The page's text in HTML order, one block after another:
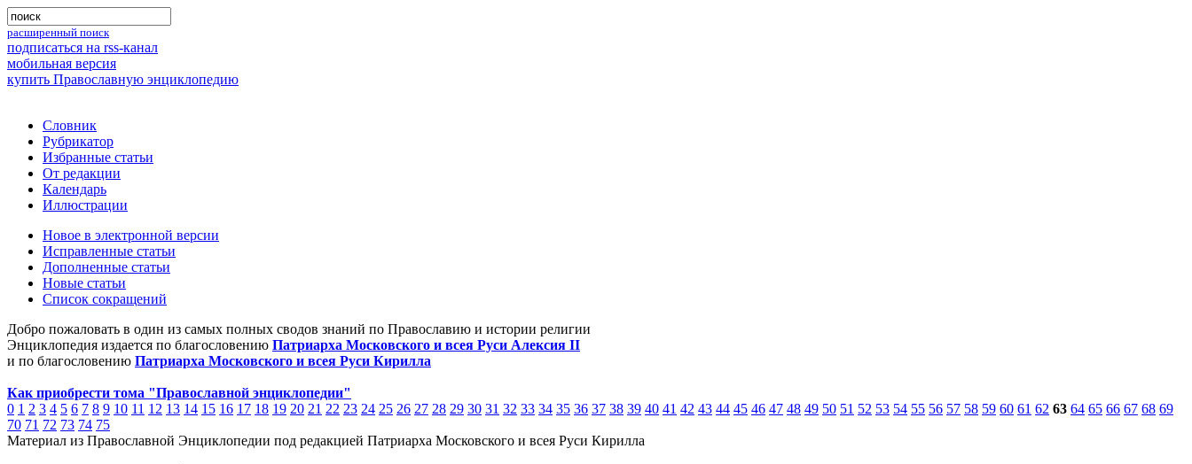
расширенный поиск
подписаться на rss-канал
мобильная версия
купить Православную энциклопедию
Словник
Рубрикатор
Избранные статьи
От редакции
Календарь
Иллюстрации
Новое в электронной версии
Исправленные статьи
Дополненные статьи
Новые статьи
Список сокращений
Добро пожаловать в один из самых полных сводов знаний по Православию и истории религии
Энциклопедия издается по благословению Патриарха Московского и всея Руси Алексия II
и по благословению Патриарха Московского и всея Руси Кирилла
Как приобрести тома "Православной энциклопедии"
0 1 2 3 4 5 6 7 8 9 10 11 12 13 14 15 16 17 18 19 20 21 22 23 24 25 26 27 28 29 30 31 32 33 34 35 36 37 38 39 40 41 42 43 44 45 46 47 48 49 50 51 52 53 54 55 56 57 58 59 60 61 62 63 64 65 66 67 68 69
70 71 72 73 74 75
Материал из Православной Энциклопедии под редакцией Патриарха Московского и всея Руси Кирилла